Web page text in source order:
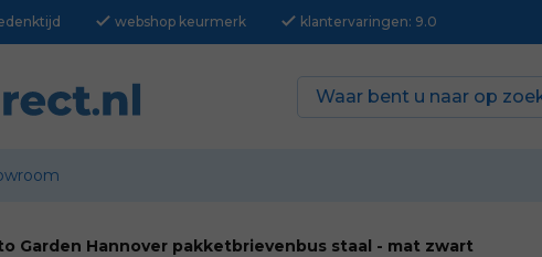
check webshop keurmerk check klantervaringen: 9.0
Garden Hannover pakketbrievenbus staal - mat zwart